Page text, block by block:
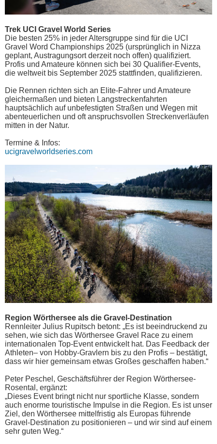
Trek UCI Gravel World Series
Die besten 25% in jeder Altersgruppe sind für die UCI
Gravel Word Championships 2025 (ursprünglich in Nizza
geplant, Austragungsort derzeit noch offen) qualifiziert.
Profis und Amateure können sich bei 30 Qualifier-Events,
die weltweit bis September 2025 stattfinden, qualifizieren.
Die Rennen richten sich an Elite-Fahrer und Amateure
gleichermaßen und bieten Langstreckenfahrten
hauptsächlich auf unbefestigten Straßen und Wegen mit
abenteuerlichen und oft anspruchsvollen Streckenverläufen
mitten in der Natur.
Termine & Infos:
ucigravelworldseries.com
Region Wörthersee als die Gravel-Destination
Rennleiter Julius Rupitsch betont: „Es ist beeindruckend zu
sehen, wie sich das Wörthersee Gravel Race zu einem
internationalen Top-Event entwickelt hat. Das Feedback der
Athleten– von Hobby-Gravlern bis zu den Profis – bestätigt,
dass wir hier gemeinsam etwas Großes geschaffen haben.“
Peter Peschel, Geschäftsführer der Region Wörthersee-
Rosental, ergänzt:
„Dieses Event bringt nicht nur sportliche Klasse, sondern
auch enorme touristische Impulse in die Region. Es ist unser
Ziel, den Wörthersee mittelfristig als Europas führende
Gravel-Destination zu positionieren – und wir sind auf einem
sehr guten Weg.“